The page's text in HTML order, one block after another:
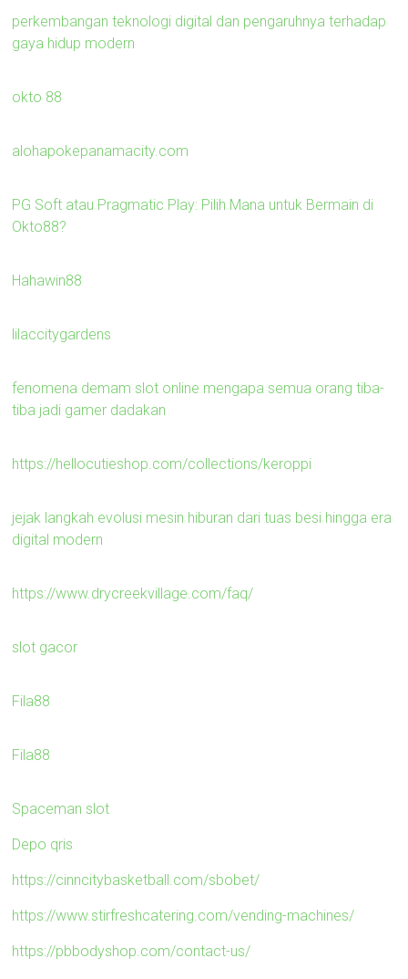
perkembangan teknologi digital dan pengaruhnya terhadap
gaya hidup modern
okto 88
alohapokepanamacity.com
PG Soft atau Pragmatic Play: Pilih Mana untuk Bermain di
Okto88?
Hahawin88
lilaccitygardens
fenomena demam slot online mengapa semua orang tiba-
tiba jadi gamer dadakan
https://hellocutieshop.com/collections/keroppi
jejak langkah evolusi mesin hiburan dari tuas besi hingga era
digital modern
https://www.drycreekvillage.com/faq/
slot gacor
Fila88
Fila88
Spaceman slot
Depo qris
https://cinncitybasketball.com/sbobet/
https://www.stirfreshcatering.com/vending-machines/
https://pbbodyshop.com/contact-us/